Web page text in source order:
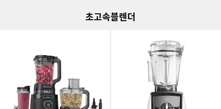
초고속블렌더